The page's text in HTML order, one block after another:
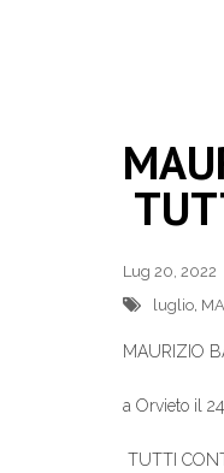
Lug 20, 2022
luglio,
MAURIZIO
a Orvieto il
TUTTI